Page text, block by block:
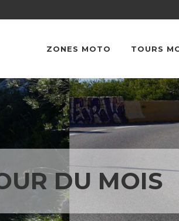
ZONES MOTO TOURS
DU MOIS